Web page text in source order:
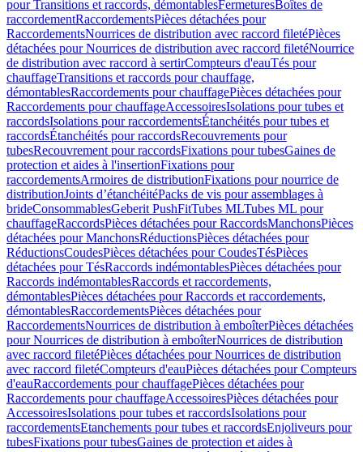
pour Transitions et raccords, démontablesFermeturesBoîtes de
raccordementRaccordementsPièces détachées pour
RaccordementsNourrices de distribution avec raccord filetéPièces
détachées pour Nourrices de distribution avec raccord filetéNourrice
de distribution avec raccord à sertirCompteurs d'eauTés pour
chauffageTransitions et raccords pour chauffage,
démontablesRaccordements pour chauffagePièces détachées pour
Raccordements pour chauffageAccessoiresIsolations pour tubes et
raccordsIsolations pour raccordementsÉtanchéités pour tubes et
raccordsÉtanchéités pour raccordsRecouvrements pour
tubesRecouvrement pour raccordsFixations pour tubesGaines de
protection et aides à l'insertionFixations pour
raccordementsArmoires de distributionFixations pour nourrice de
distributionJoints d’étanchéitéPacks de vis pour assemblages à
brideConsommablesGeberit PushFitTubes MLTubes ML pour
chauffageRaccordsPièces détachées pour RaccordsManchonsPièces
détachées pour ManchonsRéductionsPièces détachées pour
RéductionsCoudesPièces détachées pour CoudesTésPièces
détachées pour TésRaccords indémontablesPièces détachées pour
Raccords indémontablesRaccords et raccordements,
démontablesPièces détachées pour Raccords et raccordements,
démontablesRaccordementsPièces détachées pour
RaccordementsNourrices de distribution à emboîterPièces détachées
pour Nourrices de distribution à emboîterNourrices de distribution
avec raccord filetéPièces détachées pour Nourrices de distribution
avec raccord filetéCompteurs d'eauPièces détachées pour Compteurs
d'eauRaccordements pour chauffagePièces détachées pour
Raccordements pour chauffageAccessoiresPièces détachées pour
AccessoiresIsolations pour tubes et raccordsIsolations pour
raccordementsEtanchements pour tubes et raccordsEnjoliveurs pour
tubesFixations pour tubesGaines de protection et aides à